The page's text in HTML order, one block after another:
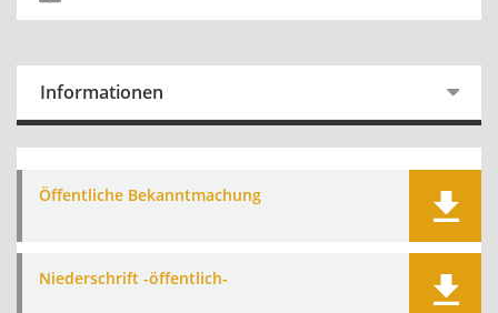
Informationen
Öffentliche Bekanntmachung
Niederschrift -öffentlich-